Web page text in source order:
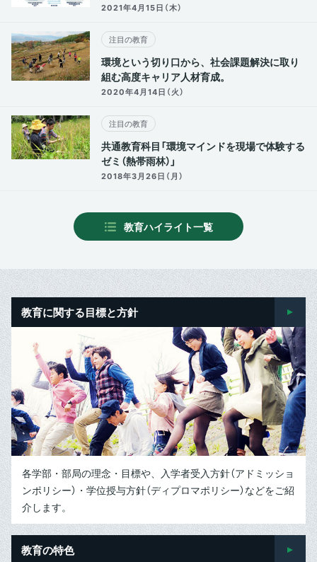
2021年4月15日（木）
注目の教育
環境という切り口から、社会課題解決に取り
組む高度キャリア人材育成。
2020年4月14日（火）
注目の教育
共通教育科目「環境マインドを現場で体験する
ゼミ（熱帯雨林）」
2018年3月26日（月）
教育ハイライト一覧
教育に関する目標と方針
各学部・部局の理念・目標や、入学者受入方針（アドミッショ
ンポリシー）・学位授与方針（ディプロマポリシー）などをご紹
介します。
教育の特色